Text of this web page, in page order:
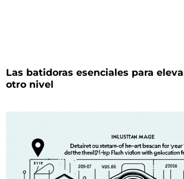
Las batidoras esenciales para
otro nivel